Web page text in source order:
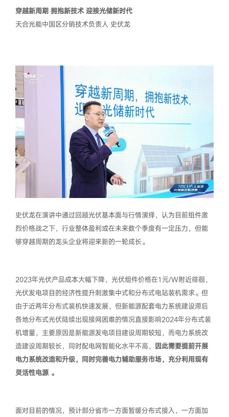
穿越新周期 拥抱新技术 迎接光储新时代
天合光能中国区分销技术负责人 史伏龙
史伏龙在演讲中通过回顾光伏基本面与行情演绎，认为目前组件激
烈价格战之下，行业整体盈利或在未来数个季度有一定压力，但能
够穿越周期的龙头企业将迎来新的一轮成长。
2023年光伏产品成本大幅下降，光伏组件价格在1元/W附近徘徊，
光伏发电项目的经济性提升刺激集中式和分布式电站装机需求。但
由于近两年分布式装机快速发展，但新能源配套电力系统建设滞后
各地分布式光伏陆续出现接网困难的情况直接影响2024年分布式装
机增量，主要原因是新能源发电项目建设周期较短，而电力系统改
造建设周期较长，同时配电网智能化水平不高， 因此需要提前开展
电力系统改造和升级，同时完善电力辅助服务市场，充分利用现有
灵活性电源 。
面对目前的情况，预计部分省市一方面暂缓分布式接入，一方面加